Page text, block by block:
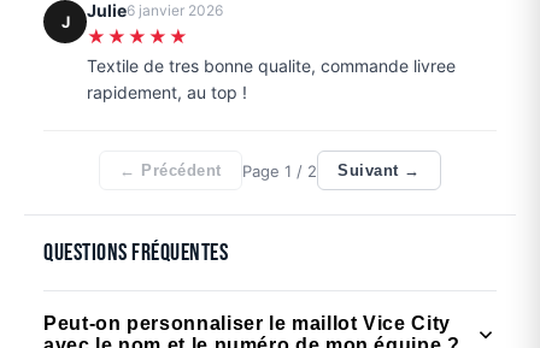
J
Julie6 janvier 2026
★★★★★
Textile de tres bonne qualite, commande livree
rapidement, au top !
← Précédent Page1 / 2 Suivant →
Questions fréquentes
Peut-on personnaliser le maillot Vice City